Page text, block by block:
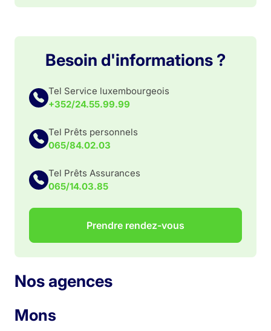
Besoin d'informations ?
Tel Service luxembourgeois
+352/24.55.99.99
Tel Prêts personnels
065/84.02.03
Tel Prêts Assurances
065/14.03.85
Prendre rendez-vous
Nos agences
Mons